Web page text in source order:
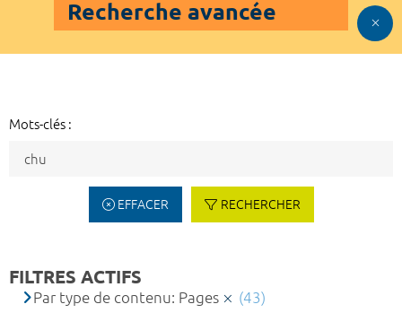
Recherche avancée
Mots-clés :
EFFACER RECHERCHER
FILTRES ACTIFS
Par type de contenu: Pages
(43)